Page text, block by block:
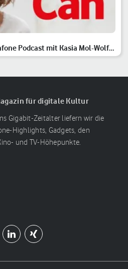
Podcast mit Kasia Mol-Wolf
für digitale Kultur
Gigabit-Zeitalter liefern wir die
Highlights, Gadgets, den
und TV-Höhepunkte.